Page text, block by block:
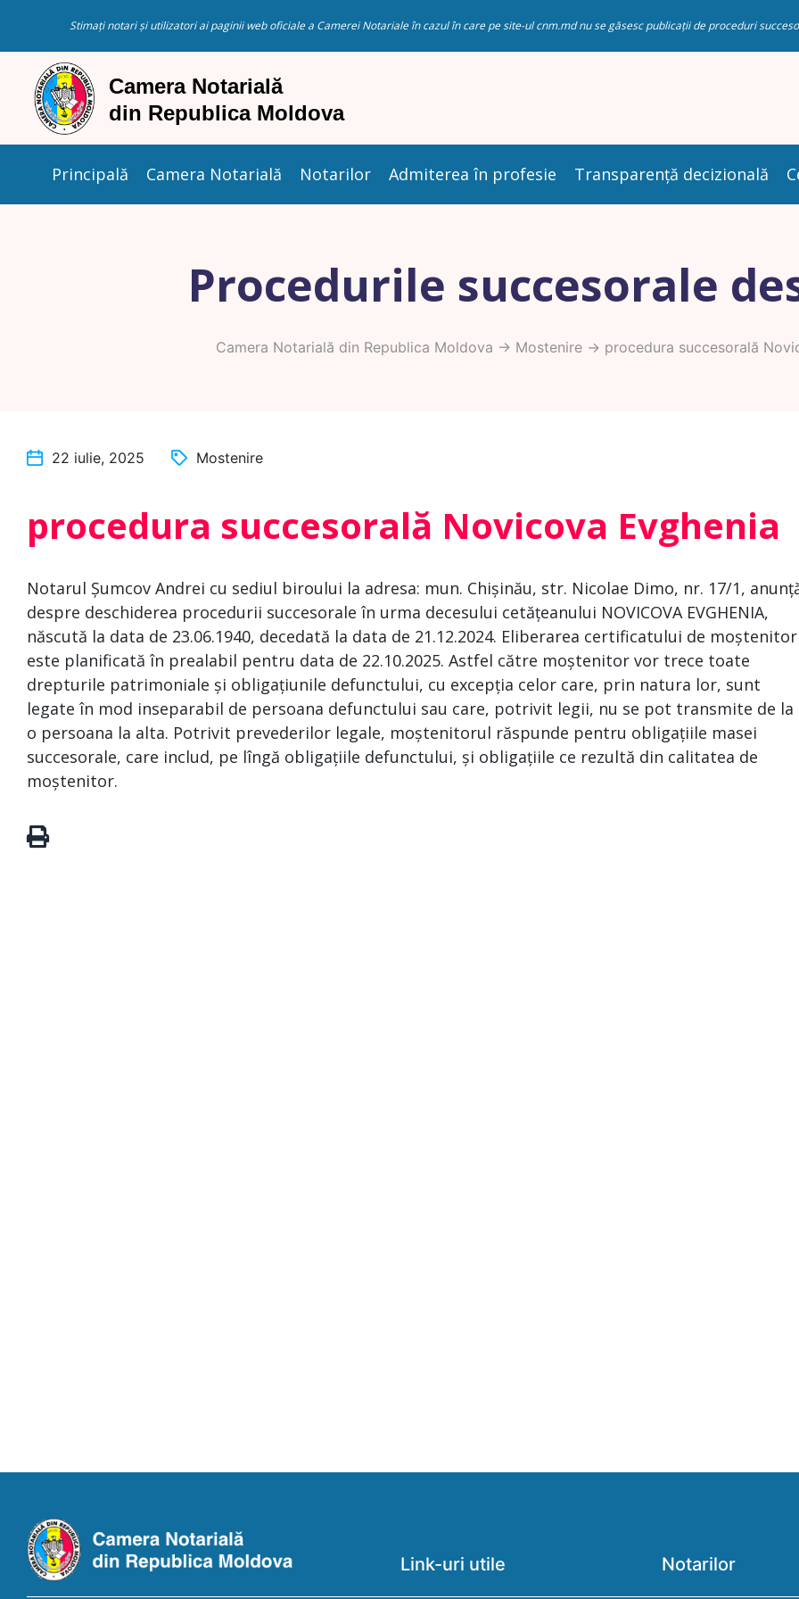
Stimați notari și utilizatori ai paginii web oficiale a Camerei Notariale în cazul în care pe site-ul cnm.md nu se găsesc publicații de proceduri
Principală Camera Notarială Notarilor Admiterea în profesie Transparență decizională
Procedurile succesorale
Camera Notarială din Republica Moldova -> Mostenire -> procedura succesorală
22 iulie, 2025 Mostenire
procedura succesorală Novicova Evghenia
Notarul Șumcov Andrei cu sediul biroului la adresa: mun. Chișinău, str. Nicolae Dimo, nr. 17/1,
despre deschiderea procedurii succesorale în urma decesului cetățeanului NOVICOVA EVGHENIA,
născută la data de 23.06.1940, decedată la data de 21.12.2024. Eliberarea certificatului de moștenitor
este planificată în prealabil pentru data de 22.10.2025. Astfel către moștenitor vor trece toate
drepturile patrimoniale și obligațiunile defunctului, cu excepția celor care, prin natura lor, sunt
legate în mod inseparabil de persoana defunctului sau care, potrivit legii, nu se pot transmite de la
o persoana la alta. Potrivit prevederilor legale, moștenitorul răspunde pentru obligațiile masei
succesorale, care includ, pe lîngă obligațiile defunctului, și obligațiile ce rezultă din calitatea de
moștenitor.
Link-uri utile Notarilor